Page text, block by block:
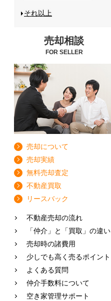
それ以上
売却相談
FOR SELLER
売却について
売却実績
無料売却査定
不動産買取
リースバック
不動産売却の流れ
「仲介」と「買取」の違い
売却時の諸費用
少しでも高く売るポイント
よくある質問
仲介手数料について
空き家管理サポート